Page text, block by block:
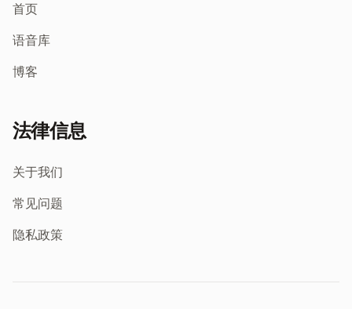
首页
语音库
博客
法律信息
关于我们
常见问题
隐私政策